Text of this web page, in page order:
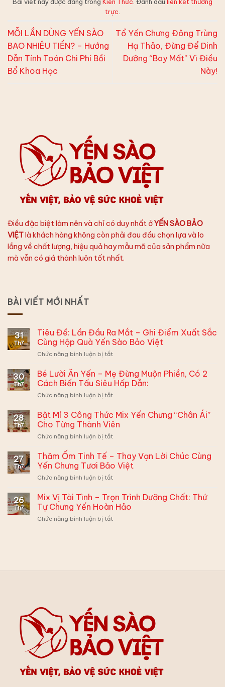
trực
MỖI LẦN DÙNG YẾN SÀO
BAO NHIÊU TIỀN? – Hướng
Dẫn Tính Toán Chi Phí Bồi
Bổ Khoa Học
Tổ Yến Chưng Đông Trùng
Hạ Thảo, Đừng Để Dinh
Dưỡng “Bay Mất” Vì Điều
Này!
Điều đặc biệt làm nên và chỉ có duy nhất ởYẾN SÀO BẢO
VIỆTlà khách hàng không còn phải đau đầu chọn lựa và lo
lắng về chất lượng, hiệu quả hay mẫu mã của sản phẩm nữa
mà vẫn có giá thành luôn tốt nhất.
BÀI VIẾT MỚI NHẤT
31
Th7
Tiêu Đề: Lần Đầu Ra Mắt – Ghi Điểm Xuất Sắc
Cùng Hộp Quà Yến Sào Bảo Việt
Chức năng bình luận bị tắtở
Đề:
Lần
Đầu
Ra
–
Ghi
Xuất
Cùng
Hộp
Yến
Bảo
Việt
30
Th7
Bé Lười Ăn Yến – Mẹ Đừng Muộn Phiền, Có 2
Cách Biến Tấu Siêu Hấp Dẫn:
Chức năng bình luận bị tắtở
Lười
Ăn
Yến
–
Đừng
Muộn
Phiền,
Có
Cách
Biến
Siêu
28
Th7
Bật Mí 3 Công Thức Mix Yến Chưng “Chân Ái”
Cho Từng Thành Viên
Chức năng bình luận bị tắtở
Mí
Công
Thức
Yến
Chưng
Ái”
27
Th7
Thăm Ốm Tinh Tế – Thay Vạn Lời Chúc Cùng
Yến Chưng Tươi Bảo Việt
Chức năng bình luận bị tắtở
Ốm
Tinh
Tế
–
26
Th7
Mix Vị Tài Tình – Trọn Trình Dưỡng Chất: Thứ
Tự Chưng Yến Hoàn Hảo
Chức năng bình luận bị tắtở
Chưng
Yến
Hoàn
Hảo